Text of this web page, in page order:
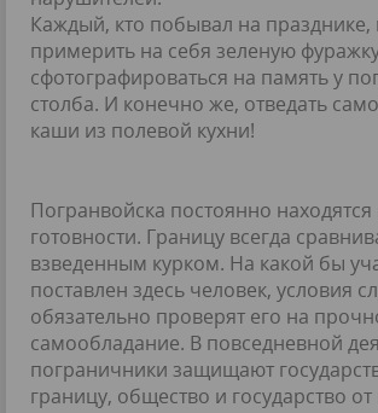
Каждый, кто побывал на празднике,
примерить на себя зеленую
сфотографироваться на память у
столба. И конечно же, отведать
каши из полевой кухни!
Погранвойска постоянно
готовности. Границу всегда
взведенным курком. На какой бы
поставлен здесь человек, условия
обязательно проверят его на
самообладание. В повседневной
пограничники защищают
границу, общество и государство